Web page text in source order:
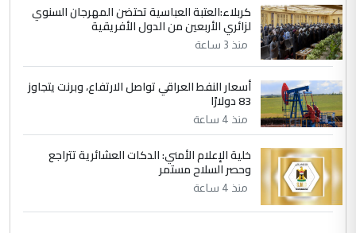
كربلاء:العتبة العباسية تحتضن المهرجان السنوي
لزائري الأربعين من الدول الأفريقية
منذ 3 ساعة
أسعار النفط العراقي تواصل الارتفاع، وبرنت يتجاوز
83 دولارًا
منذ 4 ساعة
خلية الإعلام الأمني: الدكات العشائرية تتراجع
وحصر السلاح مستمر
منذ 4 ساعة